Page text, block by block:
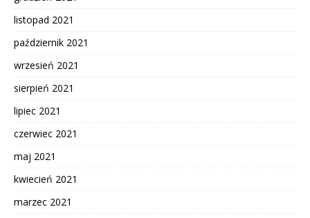
listopad 2021
październik 2021
wrzesień 2021
sierpień 2021
lipiec 2021
czerwiec 2021
maj 2021
kwiecień 2021
marzec 2021